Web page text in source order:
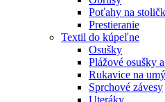
Poťahy na
Prestieranie
Textil do kúpeľne
Osušky
Plážové osušky
Rukavice na
Sprchové závesy
Uteráky